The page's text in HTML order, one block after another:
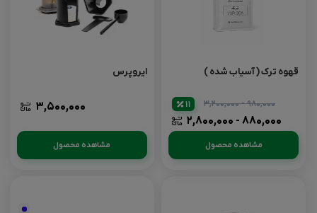
قهوه ترک ( آسیاب شده )
۹۸۰,۰۰۰ - ۳,۲۰۰,۰۰۰
۸۸۰,۰۰۰ - ۲,۸۰۰,۰۰۰
11
مشاهده محصول
ایروپرس
۳,۵۰۰,۰۰۰
مشاهده محصول